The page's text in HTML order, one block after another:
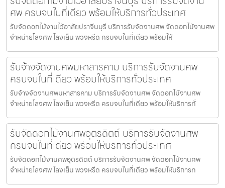
ศพ ครบจบในที่เดียว พร้อมให้บริการทั่วประเทศ
รับจัดดอกไม้งานไว้อาลัยปราจีนบุรี บริการรับจัดงานศพ จัดดอกไม้งานศพ
จำหน่ายโลงศพ โลงเย็น พวงหรีด ครบจบในที่เดียว พร้อมให้
รับจ้างจัดงานศพมหาสารคาม บริการรับจัดงานศพ
ครบจบในที่เดียว พร้อมให้บริการทั่วประเทศ
รับจ้างจัดงานศพมหาสารคาม บริการรับจัดงานศพ จัดดอกไม้งานศพ
จำหน่ายโลงศพ โลงเย็น พวงหรีด ครบจบในที่เดียว พร้อมให้บริการทั่
รับจัดดอกไม้งานศพอุตรดิตถ์ บริการรับจัดงานศพ
ครบจบในที่เดียว พร้อมให้บริการทั่วประเทศ
รับจัดดอกไม้งานศพอุตรดิตถ์ บริการรับจัดงานศพ จัดดอกไม้งานศพ
จำหน่ายโลงศพ โลงเย็น พวงหรีด ครบจบในที่เดียว พร้อมให้บริการท